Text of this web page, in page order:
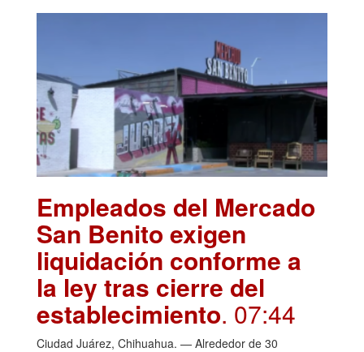
Empleados del Mercado
San Benito exigen
liquidación conforme a
la ley tras cierre del
establecimiento. 07:44
Ciudad Juárez, Chihuahua. — Alrededor de 30